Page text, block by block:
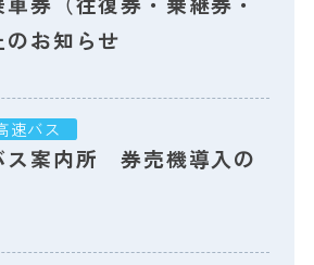
お知らせ
速バス
ス案内所 券売機導入の